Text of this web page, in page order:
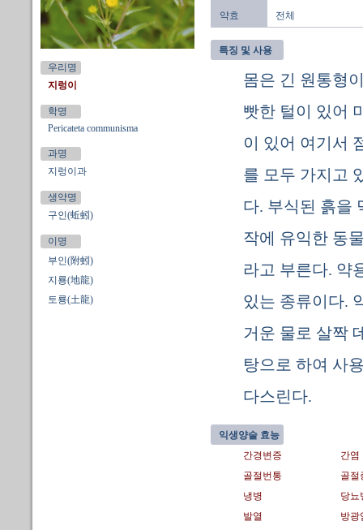
우리명
지렁이
학명
Pericateta communisma
과명
지렁이과
생약명
구인(蚯蚓)
이명
부인(附蚓)
지룡(地龍)
토룡(土龍)
약효
전체
특징 및 사용
몸은 긴 원통형
빳한 털이 있어
이 있어 여기서
를 모두 가지고
다. 부식된 흙을
작에 유익한 동
라고 부른다. 약
있는 종류이다.
거운 물로 살짝
탕으로 하여 사
다스린다.
익생양술 효능
간경변증
간염
골절번통
골절
냉병
당뇨
발열
방광